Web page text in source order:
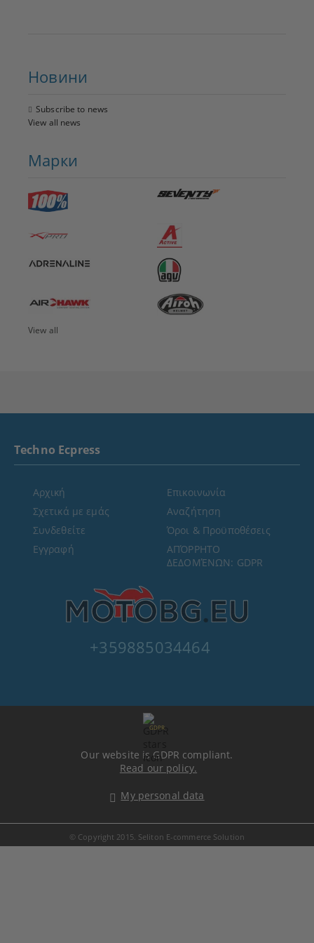
Новини
Subscribe to news
View all news
Марки
View all
+359885034464
Techno Ecpress
Αρχική
Σχετικά με εμάς
Συνδεθείτε
Εγγραφή
Επικοινωνία
Αναζήτηση
Όροι & Προϋποθέσεις
ΑΠΌΡΡΗΤΟ
ΔΕΔΟΜΈΝΩΝ: GDPR
GDPR
Our website is GDPR compliant.
Read our policy.
My personal data
© Copyright 2015. Seliton E-commerce Solution